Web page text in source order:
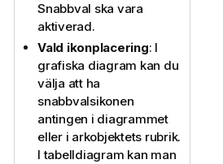
Snabbval ska vara
aktiverad.
Vald ikonplacering: I
grafiska diagram kan du
välja att ha
snabbvalsikonen
antingen i diagrammet
eller i arkobjektets rubrik.
I tabelldiagram kan man